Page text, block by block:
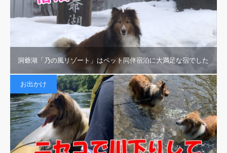
洞爺湖「乃の風リゾート」はペット同伴宿泊に大満足な宿でした
お出かけ